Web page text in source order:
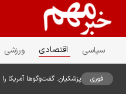
سیاسی اقتصادی ورزشی
فوری پزشکیان: گفت‌وگوها آمریکا